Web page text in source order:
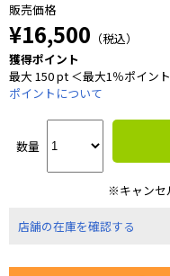
販売価格
¥16,500 （税込）
獲得ポイント
最大 150 pt ＜最大1％ポイン
ポイントについて
数量
※キャンセ
店舗の在庫を確認する